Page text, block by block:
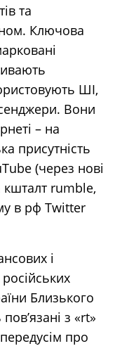
та
Ключова
ШІ,
Вони
– на
присутність
(через нові
кшталт rumble,
в рф Twitter
і
Близького
з «rt»
про